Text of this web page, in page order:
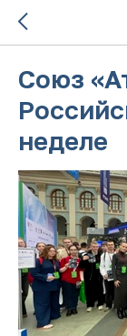
Союз
неделе